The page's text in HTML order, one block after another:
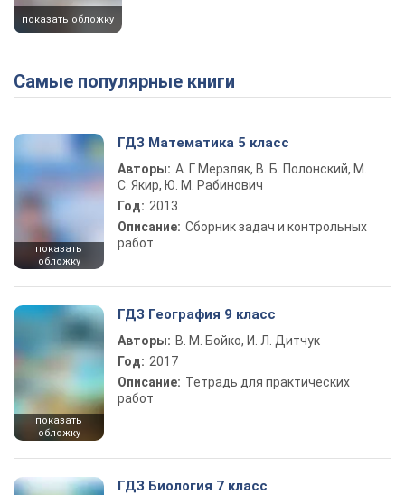
показать обложку
Самые популярные книги
показать
обложку
ГДЗ Математика 5 класс
Авторы: А. Г. Мерзляк, В. Б. Полонский, М.
С. Якир, Ю. М. Рабинович
Год: 2013
Описание: Сборник задач и контрольных
работ
показать
обложку
ГДЗ География 9 класс
Авторы: В. М. Бойко, И. Л. Дитчук
Год: 2017
Описание: Тетрадь для практических
работ
ГДЗ Биология 7 класс